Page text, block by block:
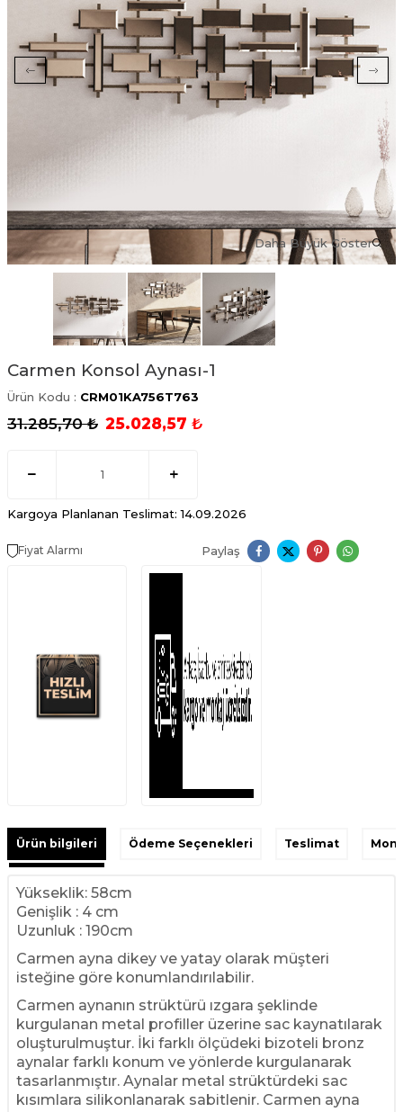
Daha Büyük Göster
Carmen Konsol Aynası-1
Ürün Kodu : CRM01KA756T763
31.285,70₺ 25.028,57 ₺
Kargoya Planlanan Teslimat: 14.09.2026
Fiyat Alarmı Paylaş
Ürün bilgileri Ödeme Seçenekleri Teslimat
Yükseklik: 58cm
Genişlik : 4 cm
Uzunluk : 190cm
Carmen ayna dikey ve yatay olarak müşteri
isteğine göre konumlandırılabilir.
Carmen aynanın strüktürü ızgara şeklinde
kurgulanan metal profiller üzerine sac kaynatılarak
oluşturulmuştur. İki farklı ölçüdeki bizoteli bronz
aynalar farklı konum ve yönlerde kurgulanarak
tasarlanmıştır. Aynalar metal strüktürdeki sac
kısımlara silikonlanarak sabitlenir. Carmen ayna